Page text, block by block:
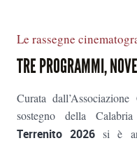
Le rassegne
TRE PROGRAMMI,
Curata
sostegno della
Terrenito 2026 si è